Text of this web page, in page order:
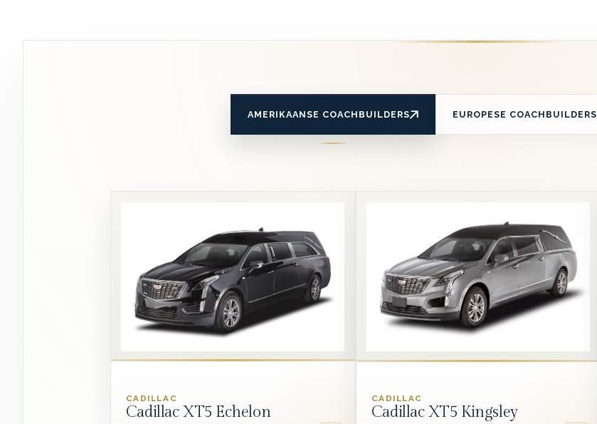
AMERIKAANSE COACHBUILDERS EUROPESE COACHBUILDERS
CADILLAC
Cadillac XT5 Echelon
CADILLAC
Cadillac XT5 Kingsley